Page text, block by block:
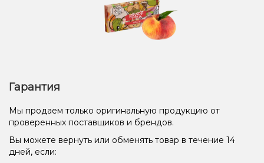
Гарантия
Мы продаем только оригинальную продукцию от
проверенных поставщиков и брендов.
Вы можете вернуть или обменять товар в течение 14
дней, если: